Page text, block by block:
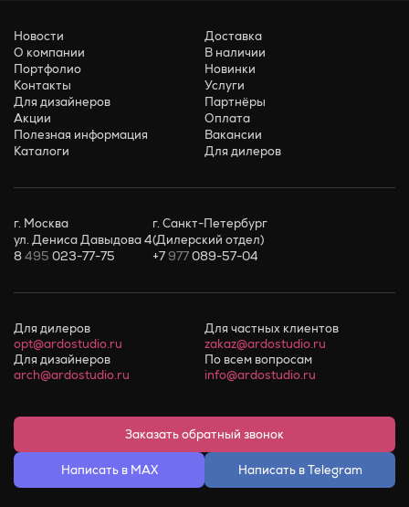
Новости
О компании
Портфолио
Контакты
Для дизайнеров
Акции
Полезная информация
Каталоги
Доставка
В наличии
Новинки
Услуги
Партнёры
Оплата
Вакансии
Для дилеров
г. Москва
ул. Дениса Давыдова 4
8495 023-77-75
г. Санкт-Петербург
(Дилерский отдел)
+7977089-57-04
Для дилеров
opt@ardostudio.ru
Для частных клиентов
zakaz@ardostudio.ru
Для дизайнеров
arch@ardostudio.ru
По всем вопросам
info@ardostudio.ru
Заказать обратный звонок
Написать в MAX Написать в Telegram